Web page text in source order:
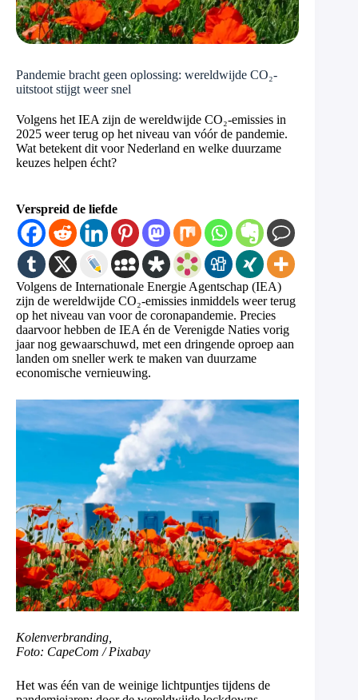
Pandemie bracht geen oplossing: wereldwijde CO₂-
uitstoot stijgt weer snel
Volgens het IEA zijn de wereldwijde CO₂-emissies in
2025 weer terug op het niveau van vóór de pandemie.
Wat betekent dit voor Nederland en welke duurzame
keuzes helpen écht?
Verspreid de liefde
Volgens de Internationale Energie Agentschap (IEA)
zijn de wereldwijde CO₂-emissies inmiddels weer terug
op het niveau van voor de coronapandemie. Precies
daarvoor hebben de IEA én de Verenigde Naties vorig
jaar nog gewaarschuwd, met een dringende oproep aan
landen om sneller werk te maken van duurzame
economische vernieuwing.
Kolenverbranding,
Foto: CapeCom / Pixabay
Het was één van de weinige lichtpuntjes tijdens de